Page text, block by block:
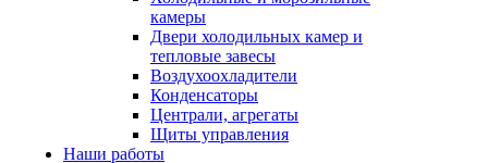
камеры
Двери холодильных камер и
тепловые завесы
Воздухоохладители
Конденсаторы
Централи, агрегаты
Щиты управления
Наши работы